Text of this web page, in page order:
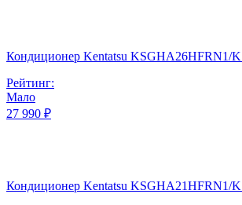
Кондиционер Kentatsu KSGHA26HFRN1/
Рейтинг:
Мало
27 990 ₽
Кондиционер Kentatsu KSGHA21HFRN1/